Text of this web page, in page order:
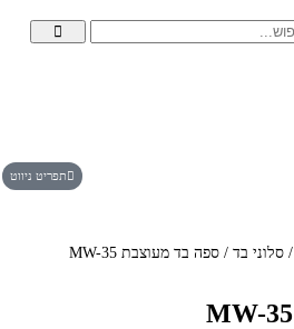
תפריט ניווט
סלוני בד/ ספה בד מעוצבת MW-35